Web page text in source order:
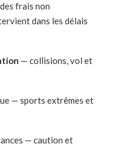
frais non
dans les délais
— collisions, vol et
— sports extrêmes et
— caution et